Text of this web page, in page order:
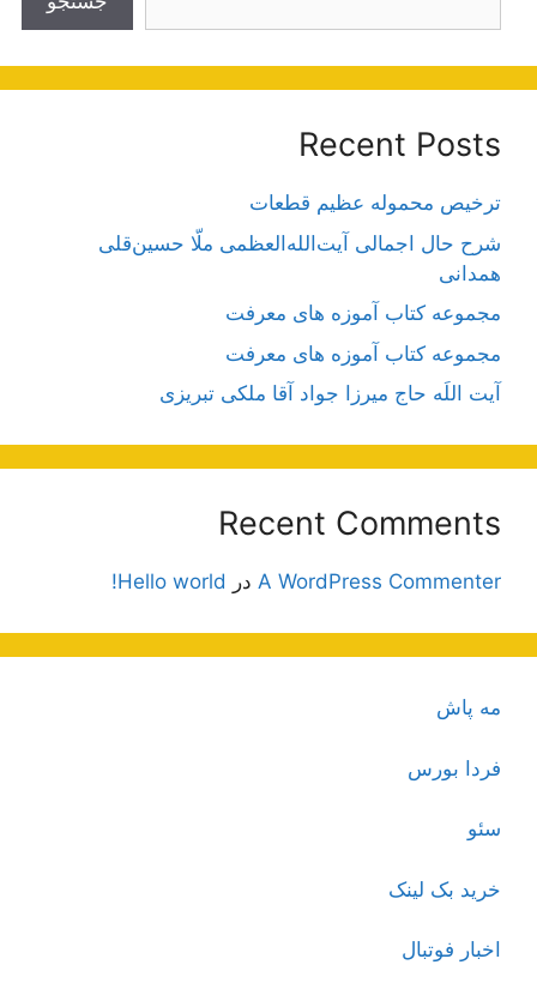
Recent Posts
ترخیص محموله عظیم قطعات
شرح حال اجمالی آیت‌الله‌العظمی ملّا حسین‌قلی
همدانی
مجموعه کتاب آموزه های معرفت
مجموعه کتاب آموزه های معرفت
آیت اللَه حاج میرزا جواد آقا ملکی تبریزی
Recent Comments
A WordPress Commenter در Hello world!
مه پاش
فردا بورس
سئو
خرید بک لینک
اخبار فوتبال